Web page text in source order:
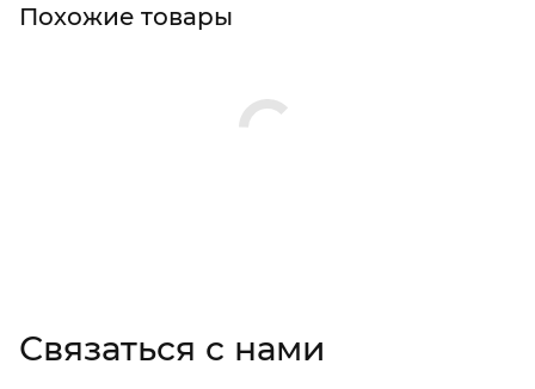
Похожие товары
Связаться с нами